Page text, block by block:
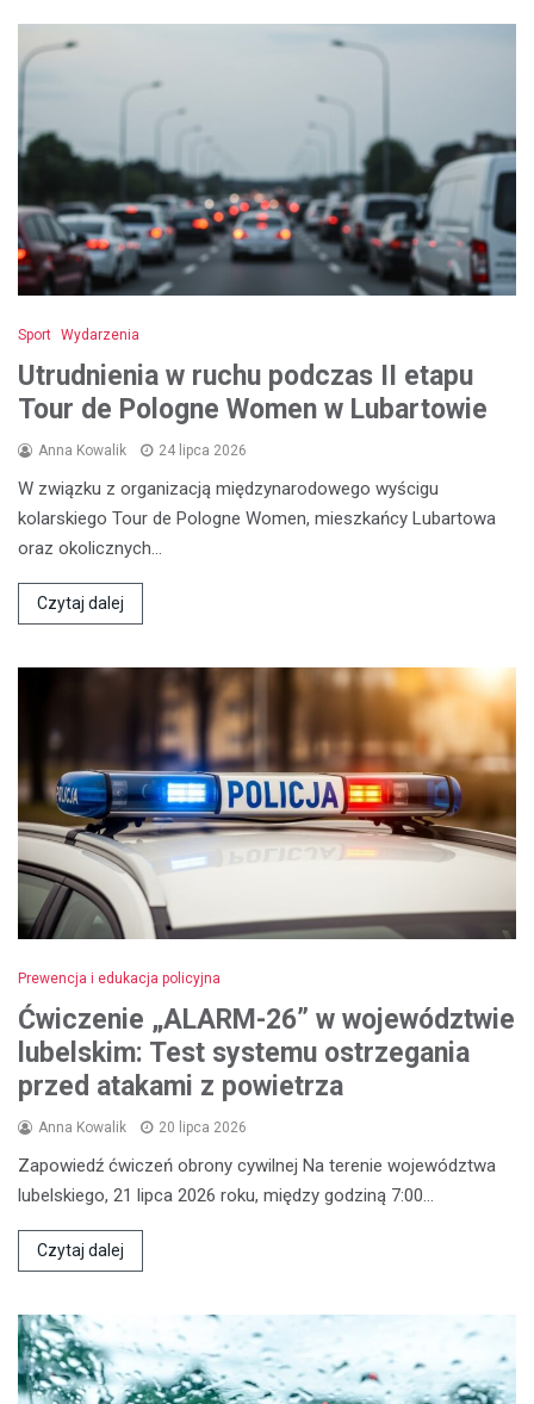
Sport Wydarzenia
Utrudnienia w ruchu podczas II etapu
Tour de Pologne Women w Lubartowie
Anna Kowalik 24 lipca 2026
W związku z organizacją międzynarodowego wyścigu
kolarskiego Tour de Pologne Women, mieszkańcy Lubartowa
oraz okolicznych…
Czytaj dalej
Prewencja i edukacja policyjna
Ćwiczenie „ALARM-26” w województwie
lubelskim: Test systemu ostrzegania
przed atakami z powietrza
Anna Kowalik 20 lipca 2026
Zapowiedź ćwiczeń obrony cywilnej Na terenie województwa
lubelskiego, 21 lipca 2026 roku, między godziną 7:00…
Czytaj dalej